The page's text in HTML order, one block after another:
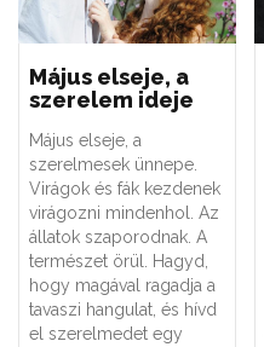
Május elseje, a
szerelem ideje
Május elseje, a
szerelmesek ünnepe.
Virágok és fák kezdenek
virágozni mindenhol. Az
állatok szaporodnak. A
természet örül. Hagyd,
hogy magával ragadja a
tavaszi hangulat, és hívd
el szerelmedet egy